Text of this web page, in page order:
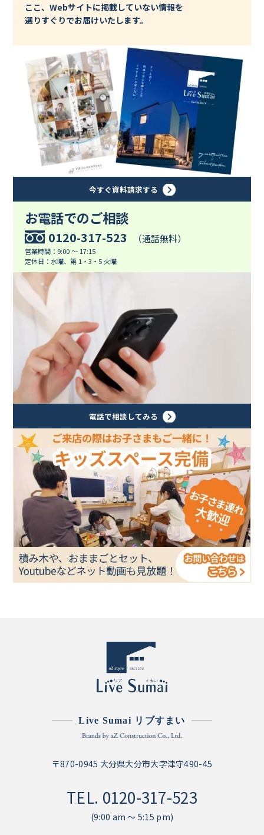
ここ、Webサイトに掲載していない情報を
選りすぐりでお届けいたします。
今すぐ資料請求する
お電話でのご相談
0120-317-523 （通話無料）
営業時間：9:00 ～ 17:15
定休日：水曜、第 1・3・5 火曜
電話で相談してみる
Live Sumai リブすまい
〒870-0945 大分県大分市大字津守490-45
TEL. 0120-317-523
(9:00 am ～ 5:15 pm)